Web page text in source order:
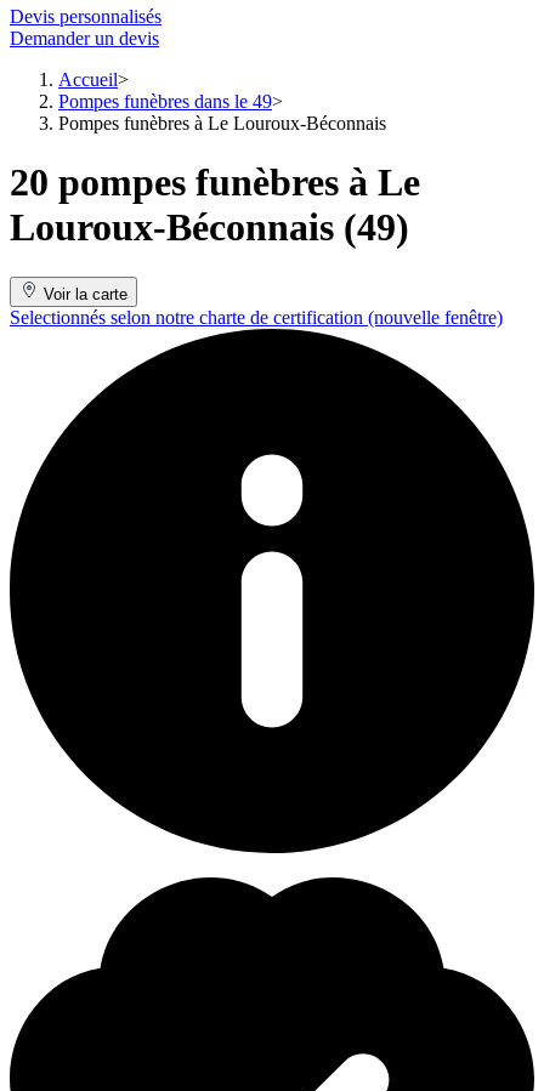
Devis personnalisés
Demander un devis
Accueil
Pompes funèbres dans le 49
Pompes funèbres à Le Louroux-Béconnais
20 pompes funèbres à Le
Louroux-Béconnais (49)
Voir la carte
Selectionnés selon notre charte de certification (nouvelle fenêtre)